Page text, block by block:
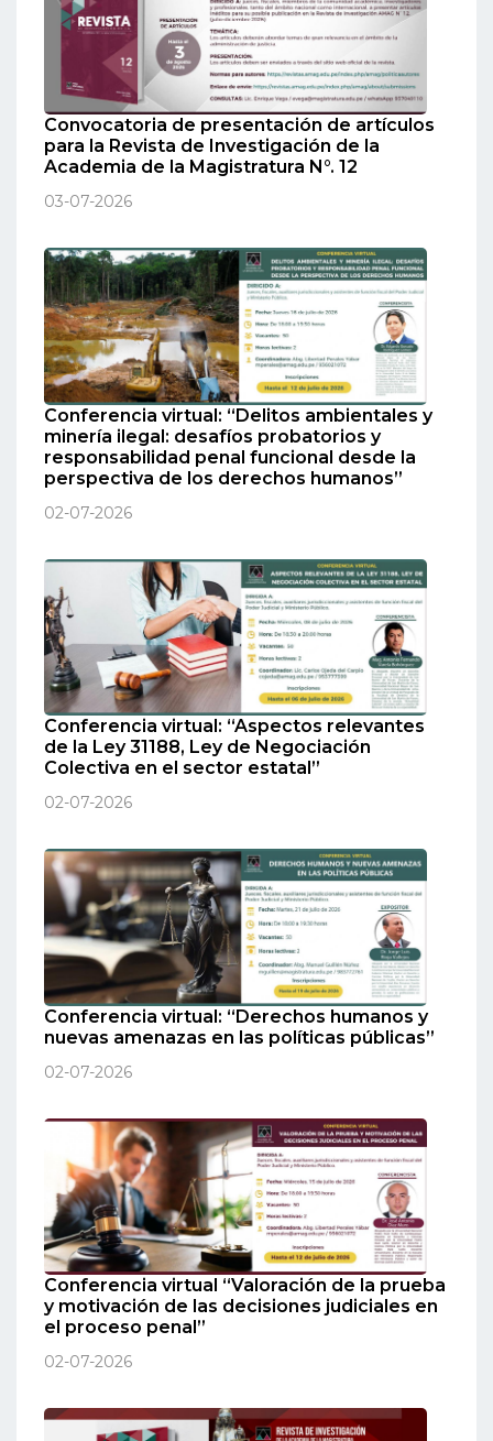
Convocatoria de presentación de artículos
para la Revista de Investigación de la
Academia de la Magistratura N°. 12
03-07-2026
Conferencia virtual: “Delitos ambientales y
minería ilegal: desafíos probatorios y
responsabilidad penal funcional desde la
perspectiva de los derechos humanos”
02-07-2026
Conferencia virtual: “Aspectos relevantes
de la Ley 31188, Ley de Negociación
Colectiva en el sector estatal”
02-07-2026
Conferencia virtual: “Derechos humanos y
nuevas amenazas en las políticas públicas”
02-07-2026
Conferencia virtual “Valoración de la prueba
y motivación de las decisiones judiciales en
el proceso penal”
02-07-2026